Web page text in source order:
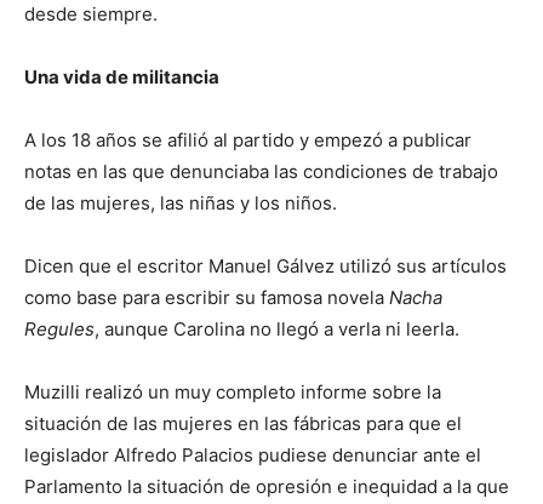
desde siempre.
Una vida de militancia
A los 18 años se afilió al partido y empezó a publicar
notas en las que denunciaba las condiciones de trabajo
de las mujeres, las niñas y los niños.
Dicen que el escritor Manuel Gálvez utilizó sus artículos
como base para escribir su famosa novela Nacha
Regules, aunque Carolina no llegó a verla ni leerla.
Muzilli realizó un muy completo informe sobre la
situación de las mujeres en las fábricas para que el
legislador Alfredo Palacios pudiese denunciar ante el
Parlamento la situación de opresión e inequidad a la que